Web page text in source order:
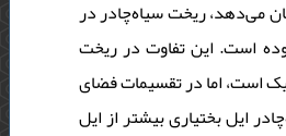
می‌دهد، ریخت سیاه‌چادر در
است. این تفاوت در ریخت
است، اما در تقسیمات فضای
ایل بختیاری بیشتر از ایل